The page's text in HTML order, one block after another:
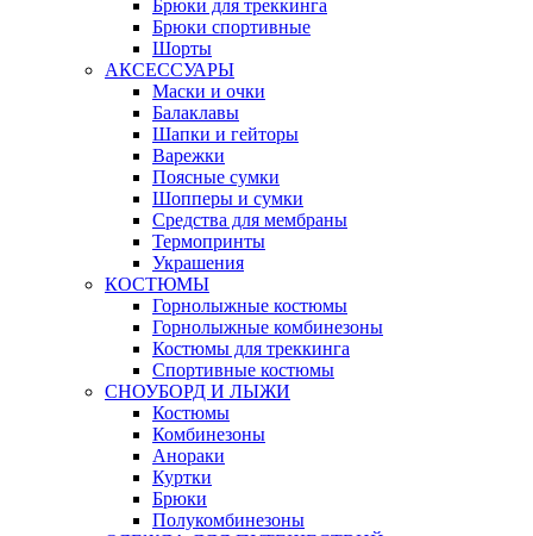
Брюки для треккинга
Брюки спортивные
Шорты
АКСЕССУАРЫ
Маски и очки
Балаклавы
Шапки и гейторы
Варежки
Поясные сумки
Шопперы и сумки
Средства для мембраны
Термопринты
Украшения
КОСТЮМЫ
Горнолыжные костюмы
Горнолыжные комбинезоны
Костюмы для треккинга
Спортивные костюмы
СНОУБОРД И ЛЫЖИ
Костюмы
Комбинезоны
Анораки
Куртки
Брюки
Полукомбинезоны